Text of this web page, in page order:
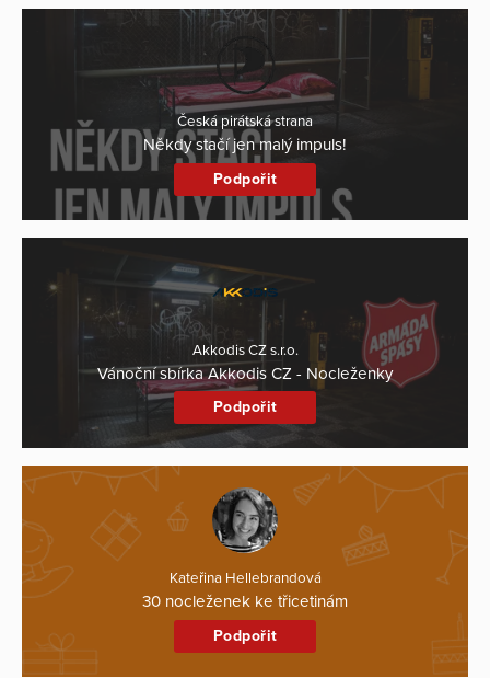
Česká pirátská strana
Někdy stačí jen malý impuls!
Podpořit
Akkodis CZ s.r.o.
Vánoční sbírka Akkodis CZ - Nocleženky
Podpořit
Kateřina Hellebrandová
30 nocleženek ke třicetinám
Podpořit